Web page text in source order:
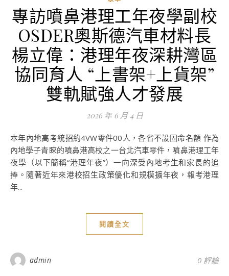
專訪噴鼻港理工年夜學副校
OSDER奧斯德汽車材料長
楊立偉：港理年夜深耕灣區
協同育人 “上書架+上貨架”
雙軌賦強人才發展
2026 年 6 月 4 日
本年內地高考統招約4VW零件00人，各省不設固命名額 作為
內地學子青睞的噴鼻港高校之一台北汽車零件，噴鼻港理工年
夜學（以下簡稱“港理年夜”）一向深受內地考生和家長的追
捧。隨著近年來港校招生政策優化和規模擴年夜，報考港理
年...
閱讀全文
admin 0 評論